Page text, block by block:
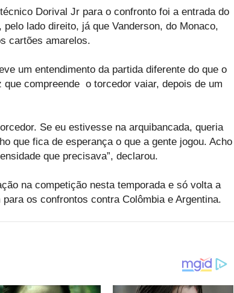
Dorival Jr para o confronto foi a entrada do
lado direito, já que Vanderson, do Monaco,
cartões amarelos.
um entendimento da partida diferente do que o
compreende o torcedor vaiar, depois de um
Se eu estivesse na arquibancada, queria
que fica de esperança o que a gente jogou. Acho
que precisava”, declarou.
na competição nesta temporada e só volta a
os confrontos contra Colômbia e Argentina.